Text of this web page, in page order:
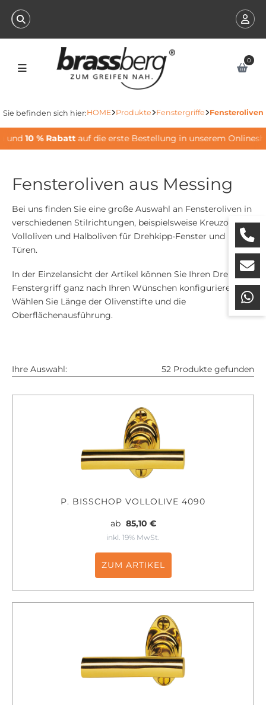
0
Sie befinden sich hier:HOME Produkte Fenstergriffe Fensteroliven
10 % Rabattauf die erste Bestellung in unserem
Fensteroliven aus Messing
Bei uns finden Sie eine große Auswahl an Fensteroliven in
verschiedenen Stilrichtungen, beispielsweise Kreuzoliven,
Volloliven und Halboliven für Drehkipp-Fenster und
Türen.
In der Einzelansicht der Artikel können Sie Ihren Drehkipp-
Fenstergriff ganz nach Ihren Wünschen konfigurieren:
Wählen Sie Länge der Olivenstifte und die
Oberflächenausführung.
Ihre Auswahl: 52 Produkte gefunden
P. BISSCHOP VOLLOLIVE 4090
ab 85,10 €
inkl. 19% MwSt.
ZUM ARTIKEL